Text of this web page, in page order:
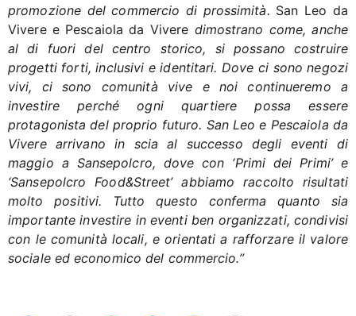
promozione del commercio di prossimità. San Leo da
Vivere e Pescaiola da Vivere dimostrano come, anche
al di fuori del centro storico, si possano costruire
progetti forti, inclusivi e identitari. Dove ci sono negozi
vivi, ci sono comunità vive e noi continueremo a
investire perché ogni quartiere possa essere
protagonista del proprio futuro. San Leo e Pescaiola da
Vivere arrivano in scia al successo degli eventi di
maggio a Sansepolcro, dove con ‘Primi dei Primi’ e
‘Sansepolcro Food&Street’ abbiamo raccolto risultati
molto positivi. Tutto questo conferma quanto sia
importante investire in eventi ben organizzati, condivisi
con le comunità locali, e orientati a rafforzare il valore
sociale ed economico del commercio.”